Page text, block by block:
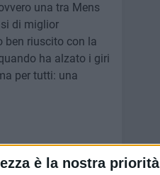
è la nostra priorità
una tra Mens
di miglior
ben riuscito con la
ha alzato i giri
per tutti: una
Coen ha preso le
argentina Joaquin